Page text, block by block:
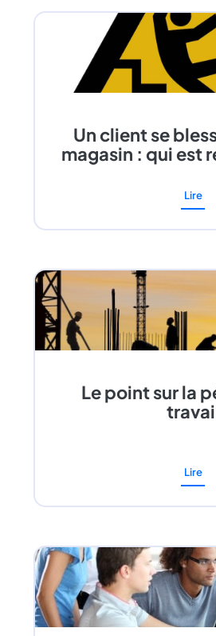
Un client se
magasin : qui est
Lire
Le point sur la
Lire